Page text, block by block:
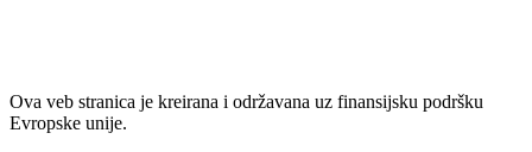
Ova veb stranica je kreirana i održavana uz finansijsku podršku
Evropske unije.